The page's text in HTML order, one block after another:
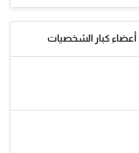
أعضاء كبار الشخصيات